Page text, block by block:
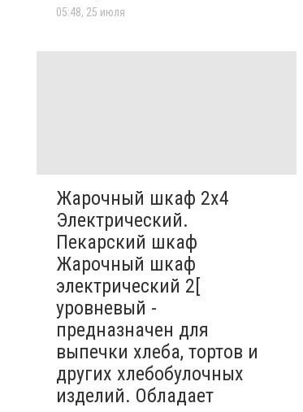
05:48, 25 июля
Жарочный шкаф 2х4
Электрический.
Пекарский шкаф
Жарочный шкаф
электрический 2[
уровневый -
предназначен для
выпечки хлеба, тортов и
других хлебобулочных
изделий. Обладает